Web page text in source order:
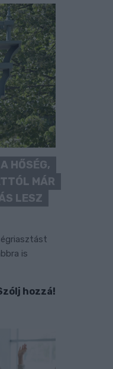
HŐSÉG,
MÁR
LESZ
is
hozzá!